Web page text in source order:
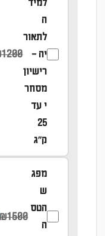
.
0
0
למיד
ה
לתאור
יה –
רישיון
מסחר
י עד
25
ק''ג
מפג
ש
הטס
ה
₪1500